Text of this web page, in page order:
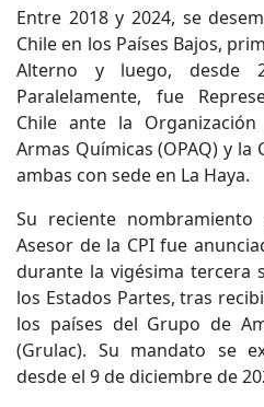
Entre 2018 y 2024, se
Chile en los Países Bajos,
Alterno y luego, desde
Paralelamente, fue
Chile ante la
Armas Químicas (OPAQ) y
ambas con sede en La Haya.
Su reciente
Asesor de la CPI fue
durante la vigésima tercera
los Estados Partes, tras
los países del Grupo de
(Grulac). Su mandato se
desde el 9 de diciembre de